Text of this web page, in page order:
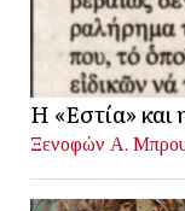
Η «Εστία» και
Ξενοφών Α.